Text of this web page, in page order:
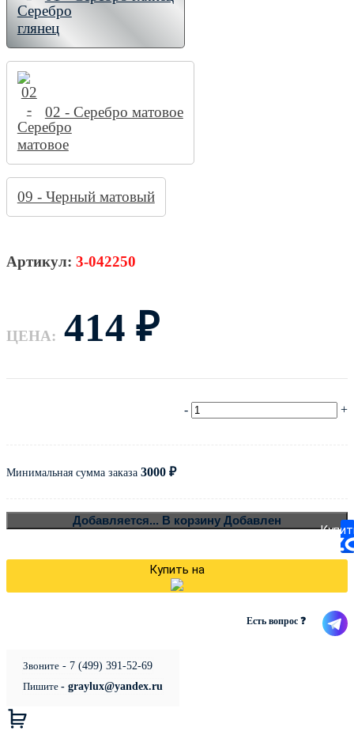
02 - Серебро матовое
09 - Черный матовый
3-042250
ЦЕНА: 414 ₽
- +
Минимальная сумма заказа 3000 ₽
Добавляется... В корзину Добавлен
Купить на
Есть вопрос ❓
Звоните - 7 (499) 391-52-69
Пишите - graylux@yandex.ru